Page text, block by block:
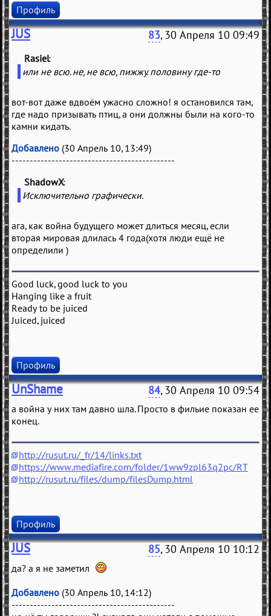
Профиль
JUS 83, 30 Апреля 10 09:49
Rasiel
или не всю. не, не всю, пижжу. половину где-то
вот-вот даже вдвоём ужасно сложно! я остановился там,
где надо призывать птиц, а они должны были на кого-то
камни кидать.
Добавлено (30 Апрель 10, 13:49)
---------------------------------------------
ShadowX
Исключительно графически.
ага, как война будущего может длиться месяц, если
вторая мировая длилась 4 года(хотя люди ещё не
определили )
Good luck, good luck to you
Hanging like a fruit
Ready to be juiced
Juiced, juiced
Профиль
UnShame 84, 30 Апреля 10 09:54
а война у них там давно шла. Просто в фильие показан ее
конец.
http://rusut.ru/_fr/14/links.txt
https://www.mediafire.com/folder/1ww9zpl63q2pc/RT
http://rusut.ru/files/dump/filesDump.html
Профиль
JUS 85, 30 Апреля 10 10:12
да? а я не заметил
Добавлено (30 Апрель 10, 14:12)
---------------------------------------------